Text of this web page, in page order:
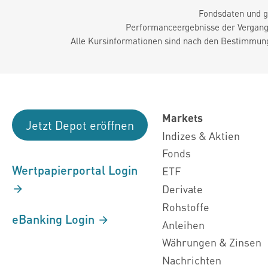
Fondsdaten und
Performanceergebnisse der
Alle Kursinformationen sind nach den
Jetzt Depot eröffnen
Wertpapierportal Login
eBanking Login
Markets
Indizes & Aktien
Fonds
ETF
Derivate
Rohstoffe
Anleihen
Währungen & Zinsen
Nachrichten